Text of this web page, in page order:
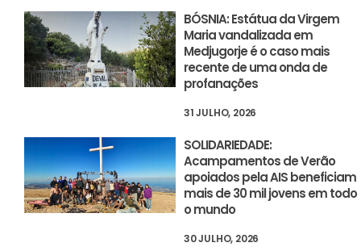
BÓSNIA: Estátua da Virgem
Maria vandalizada em
Medjugorje é o caso mais
recente de uma onda de
profanações
31 JULHO, 2026
SOLIDARIEDADE:
Acampamentos de Verão
apoiados pela AIS beneficiam
mais de 30 mil jovens em todo
o mundo
30 JULHO, 2026